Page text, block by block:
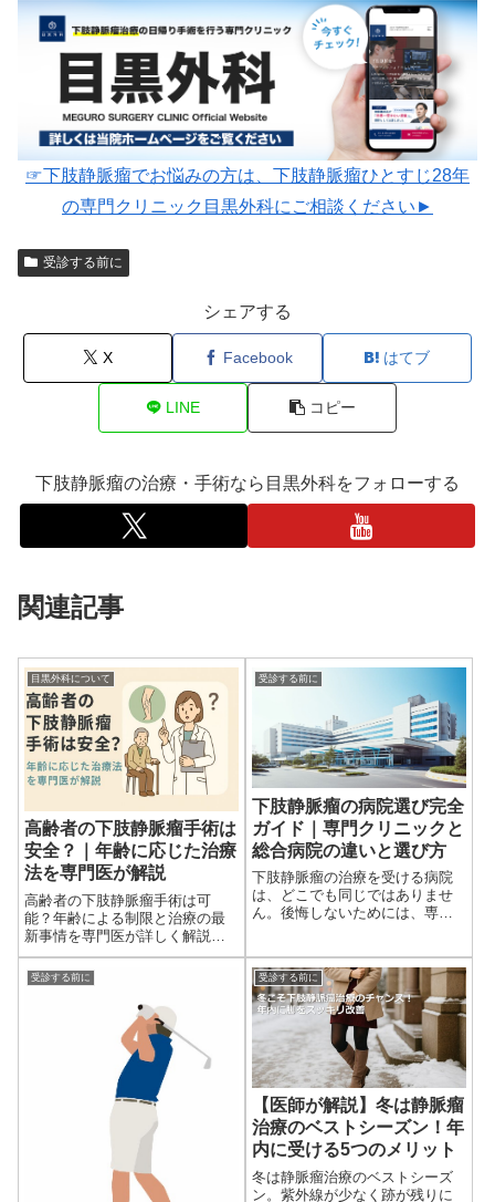
☞下肢静脈瘤でお悩みの方は、下肢静脈瘤ひとすじ28年
の専門クリニック目黒外科にご相談ください►
受診する前に
シェアする
X Facebook はてブ
LINE コピー
下肢静脈瘤の治療・手術なら目黒外科をフォローする
関連記事
目黒外科について
高齢者の下肢静脈瘤手術は
安全？｜年齢に応じた治療
法を専門医が解説
高齢者の下肢静脈瘤手術は可
能？年齢による制限と治療の最
新事情を専門医が詳しく解説こ
の記事は、下肢静脈瘤専門クリ
ニック「目黒外科」院長 齋藤陽
医師が監修しています。下肢静
脈瘤とは？下肢静脈瘤とは、足
受診する前に
下肢静脈瘤の病院選び完全
ガイド｜専門クリニックと
総合病院の違いと選び方
下肢静脈瘤の治療を受ける病院
は、どこでも同じではありませ
ん。後悔しないためには、専門
本記事では、信頼できる医療機
関を選ぶための判断基準を下肢
静脈瘤専門医が詳しく解説しま
す。
受診する前に 受診する前に
【医師が解説】冬は静脈瘤
治療のベストシーズン！年
内に受ける5つのメリット
冬は静脈瘤治療のベストシーズ
ン。紫外線が少なく跡が残りに